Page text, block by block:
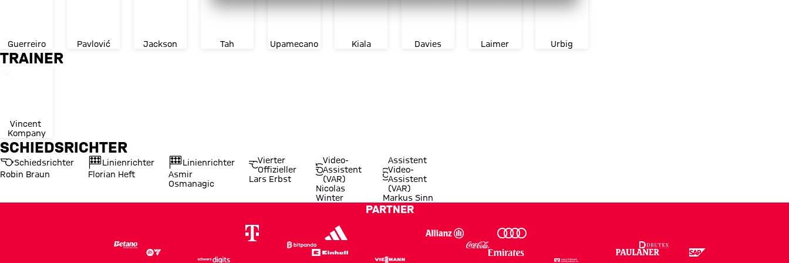
Guerreiro Pavlović Jackson Tah Upamecano Kiala Davies Laimer Urbig
TRAINER
Vincent
Kompany
SCHIEDSRICHTER
Schiedsrichter
Robin Braun
Linienrichter
Florian Heft
Linienrichter
Asmir
Osmanagic
Vierter
Offizieller
Lars Erbst
Video-
Assistent
(VAR)
Nicolas
Winter
Assistent
Video-
Assistent
(VAR)
Markus Sinn
PARTNER